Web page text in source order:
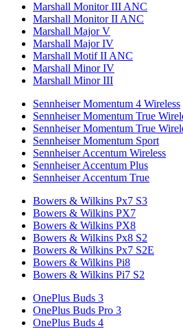
Marshall Monitor III ANC
Marshall Monitor II ANC
Marshall Major V
Marshall Major IV
Marshall Motif II ANC
Marshall Minor IV
Marshall Minor III
Sennheiser Momentum 4 Wireless
Sennheiser Momentum True
Sennheiser Momentum True
Sennheiser Momentum Sport
Sennheiser Accentum Wireless
Sennheiser Accentum Plus
Sennheiser Accentum True
Bowers & Wilkins Px7 S3
Bowers & Wilkins PX7
Bowers & Wilkins PX8
Bowers & Wilkins Px8 S2
Bowers & Wilkins Px7 S2E
Bowers & Wilkins Pi8
Bowers & Wilkins Pi7 S2
OnePlus Buds 3
OnePlus Buds Pro 3
OnePlus Buds 4